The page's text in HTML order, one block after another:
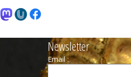
Newsletter
Email :